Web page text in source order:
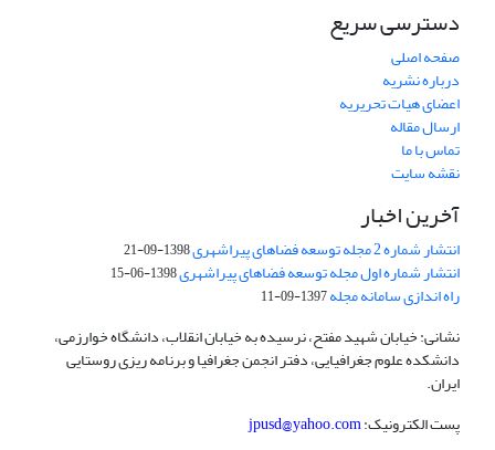
دسترسی سریع
صفحه اصلی
درباره نشریه
اعضای هیات تحریریه
ارسال مقاله
تماس با ما
نقشه سایت
آخرین اخبار
انتشار شماره 2 مجله توسعه فضاهای پیراشهری 1398-09-21
انتشار شماره اول مجله توسعه فضاهای پیراشهری1398-06-15
راه اندازی سامانه مجله1397-09-11
نشانی: خیابان شهید مفتح، نرسیده به خیابان انقلاب، دانشگاه خوارزمی،
دانشکده علوم جغرافیایی، دفتر انجمن جغرافیا و برنامه ریزی روستایی
ایران.
پست الکترونیک:jpusd@yahoo.com